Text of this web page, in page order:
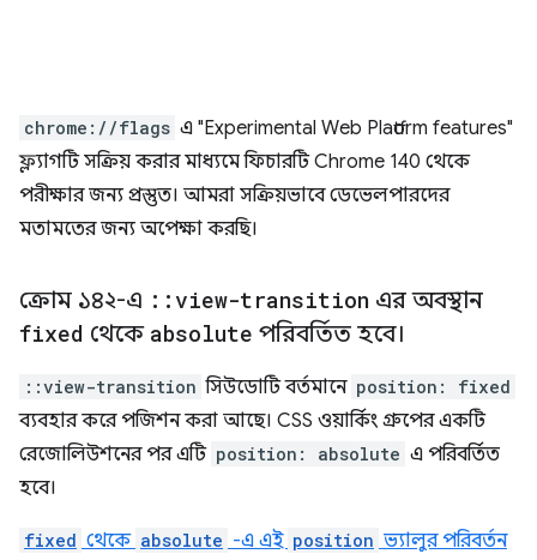
chrome://flags এ "Experimental Web Platform features"
ফ্ল্যাগটি সক্রিয় করার মাধ্যমে ফিচারটি Chrome 140 থেকে
পরীক্ষার জন্য প্রস্তুত। আমরা সক্রিয়ভাবে ডেভেলপারদের
মতামতের জন্য অপেক্ষা করছি।
ক্রোম ১৪২-এ :: view-transition এর অবস্থান
fixed থেকে absolute পরিবর্তিত হবে।
::view-transition সিউডোটি বর্তমানে position: fixed
ব্যবহার করে পজিশন করা আছে। CSS ওয়ার্কিং গ্রুপের একটি
রেজোলিউশনের পর এটি position: absolute এ পরিবর্তিত
হবে।
fixed থেকে absolute -এ এই position ভ্যালুর পরিবর্তন